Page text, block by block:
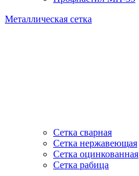
Металлическая сетка
Сетка сварная
Сетка нержавеющая
Сетка оцинкованная
Сетка рабица